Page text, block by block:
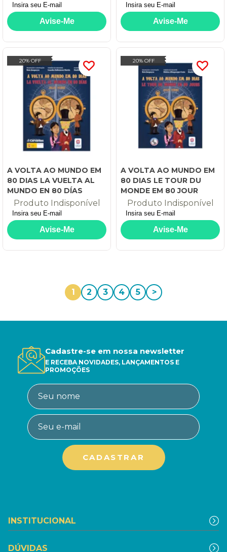
20% OFF
A VOLTA AO MUNDO EM
80 DIAS LA VUELTA AL
MUNDO EN 80 DÍAS
Produto Indisponível
20% OFF
A VOLTA AO MUNDO EM
80 DIAS LE TOUR DU
MONDE EM 80 JOUR
Produto Indisponível
1 2 3 4 5 >
Cadastre-se em nossa newsletter
E RECEBA NOVIDADES, LANÇAMENTOS E
PROMOÇÕES
INSTITUCIONAL
DÚVIDAS